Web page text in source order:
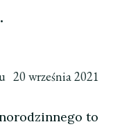
20 września 2021
to